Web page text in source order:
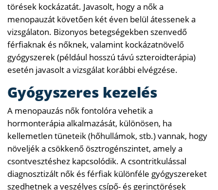
törések kockázatát. Javasolt, hogy a nők a
menopauzát követően két éven belül átessenek a
vizsgálaton. Bizonyos betegségekben szenvedő
férfiaknak és nőknek, valamint kockázatnövelő
gyógyszerek (például hosszú távú szteroidterápia)
esetén javasolt a vizsgálat korábbi elvégzése.
Gyógyszeres kezelés
A menopauzás nők fontolóra vehetik a
hormonterápia alkalmazását, különösen, ha
kellemetlen tüneteik (hőhullámok, stb.) vannak, hogy
növeljék a csökkenő ösztrogénszintet, amely a
csontvesztéshez kapcsolódik. A csontritkulással
diagnosztizált nők és férfiak különféle gyógyszereket
szedhetnek a veszélyes csípő- és gerinctörések